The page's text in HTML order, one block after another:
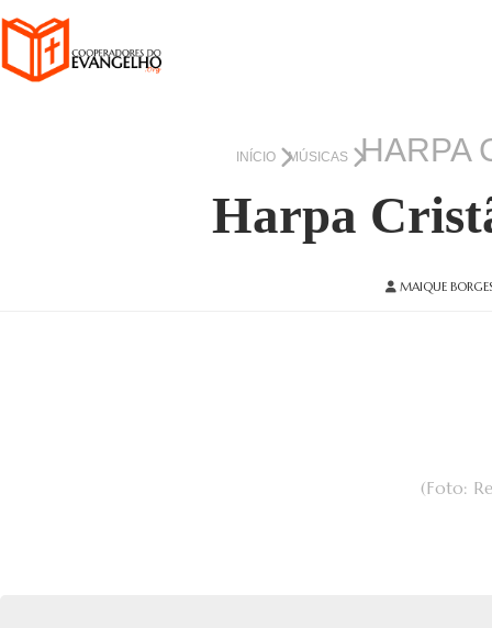
INÍCIO MÚSICAS HARPA
Harpa
MAIQUE
(Foto: